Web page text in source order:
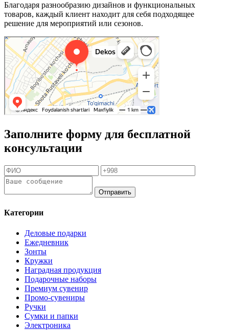
Благодаря разнообразию дизайнов и функциональных
товаров, каждый клиент находит для себя подходящее
решение для мероприятий или сезонов.
Заполните форму для бесплатной
консультации
Отправить
Категории
Деловые подарки
Ежедневник
Зонты
Кружки
Наградная продукция
Подарочные наборы
Премиум сувенир
Промо-сувениры
Ручки
Сумки и папки
Электроника